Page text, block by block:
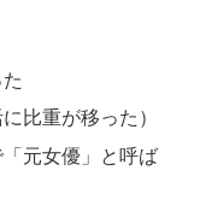
比重が移った）
元女優」と呼ば